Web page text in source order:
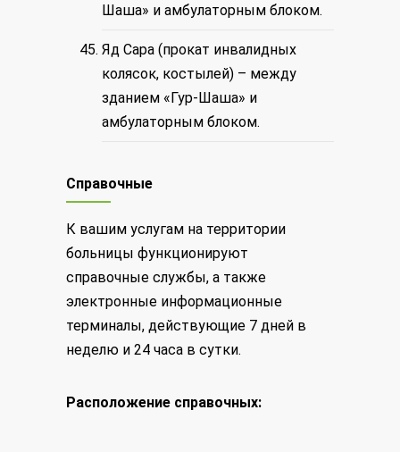
Шаша» и амбулаторным блоком.
Яд Сара (прокат инвалидных
колясок, костылей) – между
зданием «Гур-Шаша» и
амбулаторным блоком.
Справочные
К вашим услугам на территории
больницы функционируют
справочные службы, а также
электронные информационные
терминалы, действующие 7 дней в
неделю и 24 часа в сутки.
Расположение справочных: